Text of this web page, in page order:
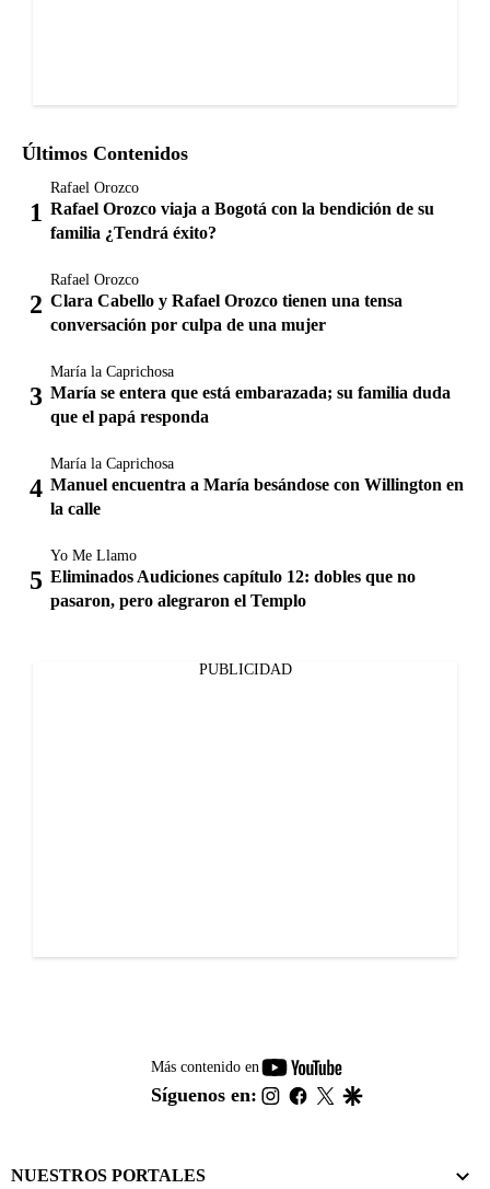
Últimos Contenidos
Rafael Orozco
Rafael Orozco viaja a Bogotá con la bendición de su
familia ¿Tendrá éxito?
Rafael Orozco
Clara Cabello y Rafael Orozco tienen una tensa
conversación por culpa de una mujer
María la Caprichosa
María se entera que está embarazada; su familia duda
que el papá responda
María la Caprichosa
Manuel encuentra a María besándose con Willington en
la calle
Yo Me Llamo
Eliminados Audiciones capítulo 12: dobles que no
pasaron, pero alegraron el Templo
PUBLICIDAD
Más contenido en
youtube-
footer
Síguenos en: instagram
facebook
twitter
NUESTROS PORTALES